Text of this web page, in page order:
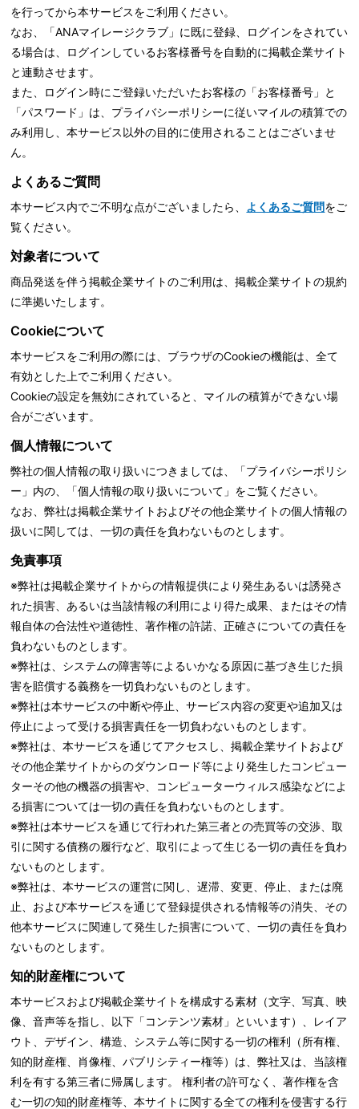
を行ってから本サービスをご利用ください。
なお、「ANAマイレージクラブ」に既に登録、ログインをされてい
る場合は、ログインしているお客様番号を自動的に掲載企業サイト
と連動させます。
また、ログイン時にご登録いただいたお客様の「お客様番号」と
「パスワード」は、 プライバシーポリシーに従いマイルの積算での
み利用し、本サービス以外の目的に使用されることはございませ
ん。
よくあるご質問
本サービス内でご不明な点がございましたら、 よくあるご質問をご
覧ください。
対象者について
商品発送を伴う掲載企業サイトのご利用は、掲載企業サイトの規約
に準拠いたします。
Cookieについて
本サービスをご利用の際には、ブラウザのCookieの機能は、全て
有効とした上でご利用ください。
Cookieの設定を無効にされていると、マイルの積算ができない場
合がございます。
個人情報について
弊社の個人情報の取り扱いにつきましては、「プライバシーポリシ
ー」内の、「個人情報の取り扱いについて」をご覧ください。
なお、弊社は掲載企業サイトおよびその他企業サイトの個人情報の
扱いに関しては、一切の責任を負わないものとします。
免責事項
※弊社は掲載企業サイトからの情報提供により発生あるいは誘発さ
れた損害、あるいは当該情報の利用により得た成果、またはその情
報自体の合法性や道徳性、著作権の許諾、正確さについての責任を
負わないものとします。
※弊社は、システムの障害等によるいかなる原因に基づき生じた損
害を賠償する義務を一切負わないものとします。
※弊社は本サービスの中断や停止、サービス内容の変更や追加又は
停止によって受ける損害責任を一切負わないものとします。
※弊社は、本サービスを通じてアクセスし、掲載企業サイトおよび
その他企業サイトからのダウンロード等により発生したコンピュー
ターその他の機器の損害や、コンピューターウィルス感染などによ
る損害については一切の責任を負わないものとします。
※弊社は本サービスを通じて行われた第三者との売買等の交渉、取
引に関する債務の履行など、取引によって生じる一切の責任を負わ
ないものとします。
※弊社は、本サービスの運営に関し、遅滞、変更、停止、または廃
止、および本サービスを通じて登録提供される情報等の消失、その
他本サービスに関連して発生した損害について、一切の責任を負わ
ないものとします。
知的財産権について
本サービスおよび掲載企業サイトを構成する素材（文字、写真、映
像、音声等を指し、以下「コンテンツ素材」といいます）、レイア
ウト、デザイン、構造、システム等に関する一切の権利（所有権、
知的財産権、肖像権、パブリシティー権等）は、弊社又は、当該権
利を有する第三者に帰属します。 権利者の許可なく、著作権を含
む一切の知的財産権等、本サイトに関する全ての権利を侵害する行